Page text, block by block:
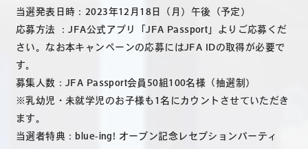
当選発表日時：2023年12月18日（月）午後（予定）
応募方法 ：JFA公式アプリ「JFA Passport」よりご応募くだ
さい。なお本キャンペーンの応募にはJFA IDの取得が必要で
す。
募集人数：JFA Passport会員50組100名様（抽選制）
※乳幼児・未就学児のお子様も1名にカウントさせていただき
ます。
当選者特典：blue-ing! オープン記念レセプションパーティ